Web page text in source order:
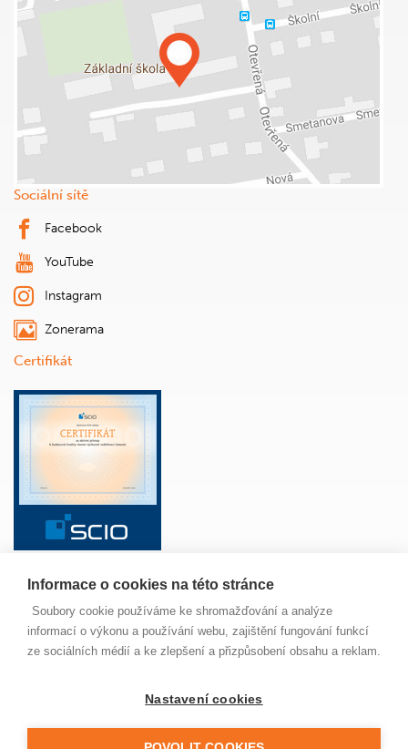
Sociální sítě
Facebook
YouTube
Instagram
Zonerama
Certifikát
ŠKOLA ANGLICKÝ JAZYK ŽÁCI
PAVUČINKA
JÍDELNA
MAPA SERVERU
NOVINKY
© 2022 Základní škola Jungmannova Kuřim, příspěvková
Informace o cookies na této stránce
Soubory cookie používáme ke shromažďování a analýze
informací o výkonu a používání webu, zajištění fungování funkcí
ze sociálních médií a ke zlepšení a přizpůsobení obsahu a reklam.
Nastavení cookies